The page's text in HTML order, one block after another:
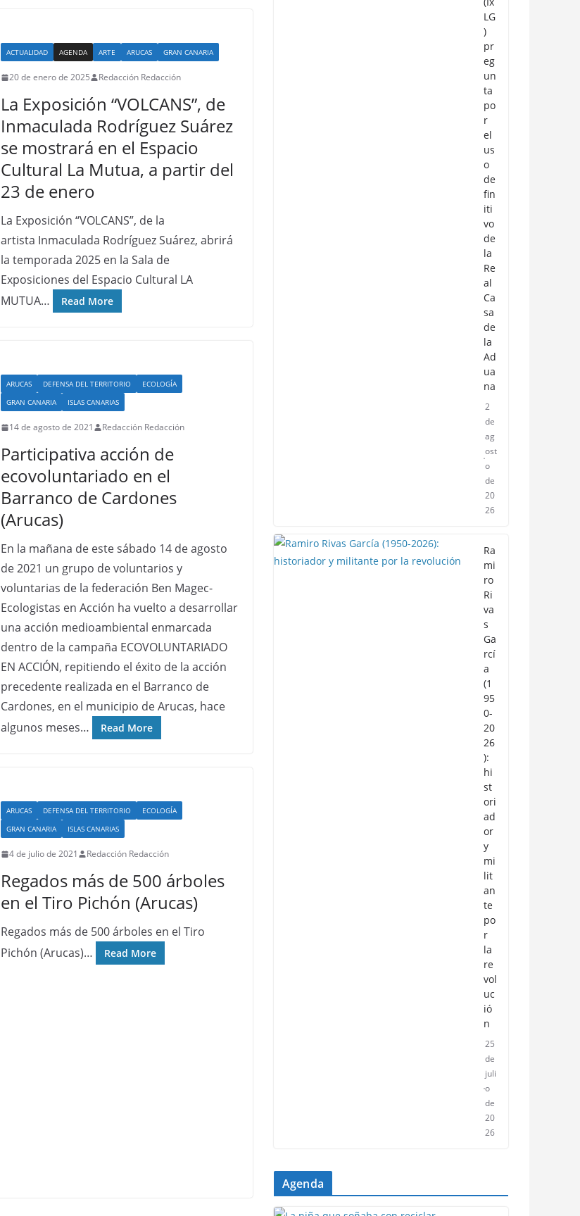
ACTUALIDAD AGENDA ARTE ARUCAS GRAN CANARIA
20 de enero de 2025 Redacción Redacción
La Exposición “VOLCANS”, de
Inmaculada Rodríguez Suárez
se mostrará en el Espacio
Cultural La Mutua, a partir del
23 de enero
La Exposición “VOLCANS”, de la
artista Inmaculada Rodríguez Suárez, abrirá
la temporada 2025 en la Sala de
Exposiciones del Espacio Cultural LA
MUTUA…
Read More
ARUCAS DEFENSA DEL TERRITORIO
ECOLOGÍA
GRAN CANARIA
ISLAS CANARIAS
14 de agosto de 2021 Redacción Redacción
Participativa acción de
ecovoluntariado en el
Barranco de Cardones
(Arucas)
En la mañana de este sábado 14 de agosto
de 2021 un grupo de voluntarios y
voluntarias de la federación Ben Magec-
Ecologistas en Acción ha vuelto a desarrollar
una acción medioambiental enmarcada
dentro de la campaña ECOVOLUNTARIADO
EN ACCIÓN, repitiendo el éxito de la acción
precedente realizada en el Barranco de
Cardones, en el municipio de Arucas, hace
algunos meses…
Read More
ARUCAS DEFENSA DEL TERRITORIO
ECOLOGÍA
GRAN CANARIA
ISLAS CANARIAS
4 de julio de 2021 Redacción Redacción
Regados más de 500 árboles
en el Tiro Pichón (Arucas)
Regados más de 500 árboles en el Tiro
Pichón (Arucas)…
Read More
LG
)
pr
eg
un
ta
po
r
el
us
o
de
fin
iti
vo
de
la
Re
al
Ca
sa
de
la
Ad
ua
na
2
de
ag
ost
o
de
20
26
Ra
mi
ro
Ri
va
s
Ga
rcí
a
(1
95
0-
20
26
):
hi
st
ori
ad
or
y
mi
lit
an
te
po
r
la
re
vol
uc
ió
n
25
de
juli
o
de
20
26
Agenda